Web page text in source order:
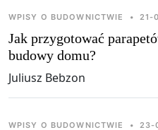
WPISY O BUDOWNICTWIE • 21-
Jak przygotować
budowy domu?
Juliusz Bebzon
WPISY O BUDOWNICTWIE • 23-